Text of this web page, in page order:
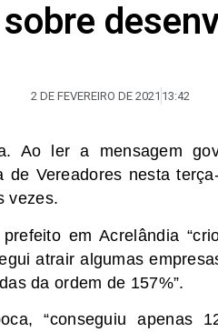
2 DE FEVEREIRO DE 2021 13:42
Ao ler a mensagem
de Vereadores nesta
vezes.
em Acrelândia
atrair algumas
da ordem de 157%”.
“conseguiu apenas